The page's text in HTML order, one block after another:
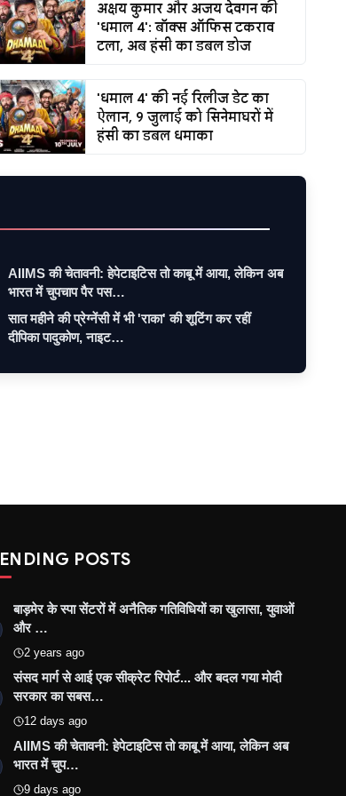
अक्षय कुमार और अजय देवगन की
'धमाल 4': बॉक्स ऑफिस टकराव
टला, अब हंसी का डबल डोज
'धमाल 4' की नई रिलीज डेट का
ऐलान, 9 जुलाई को सिनेमाघरों में
हंसी का डबल धमाका
AIIMS की चेतावनी: हेपेटाइटिस तो काबू में आया, लेकिन अब
भारत में चुपचाप पैर पस…
सात महीने की प्रेग्नेंसी में भी 'राका' की शूटिंग कर रहीं
दीपिका पादुकोण, नाइट…
POSTS
बाड़मेर के स्पा सेंटरों में अनैतिक गतिविधियों का खुलासा, युवाओं
और …
2 years ago
संसद मार्ग से आई एक सीक्रेट रिपोर्ट... और बदल गया मोदी
सरकार का सबस…
12 days ago
AIIMS की चेतावनी: हेपेटाइटिस तो काबू में आया, लेकिन अब
भारत में चुप…
9 days ago